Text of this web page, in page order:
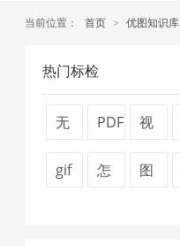
当前位置： 首页 > 优图知识库
热门标检
无
PDF
视
gif
怎
图